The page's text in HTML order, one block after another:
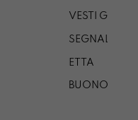
VESTI
SEGNALIBRO
ETTA
BUONO